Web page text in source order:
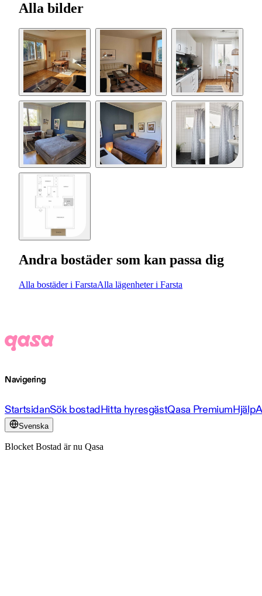
Alla bilder
Andra bostäder som kan passa dig
Alla bostäder i FarstaAlla lägenheter i Farsta
Navigering
StartsidanSök bostadHitta hyresgästQasa PremiumHjälp
Svenska
Blocket Bostad är nu Qasa